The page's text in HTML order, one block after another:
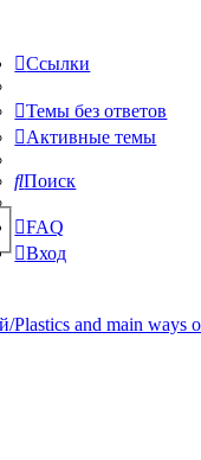
Ссылки
Темы без ответов
Активные темы
Поиск
FAQ
Вход
and main ways